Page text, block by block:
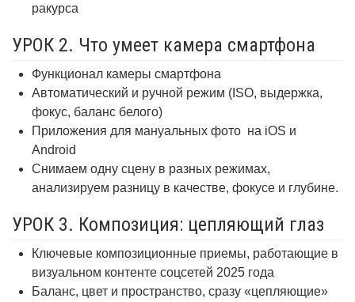
ракурса
УРОК 2. Что умеет камера смартфона
Функционал камеры смартфона
Автоматический и ручной режим (ISO, выдержка,
фокус, баланс белого)
Приложения для мануальных фото на iOS и
Android
Снимаем одну сцену в разных режимах,
анализируем разницу в качестве, фокусе и глубине.
УРОК 3. Композиция: цепляющий глаз
Ключевые композиционные приемы, работающие в
визуальном контенте соцсетей 2025 года
Баланс, цвет и пространство, сразу «цепляющие»